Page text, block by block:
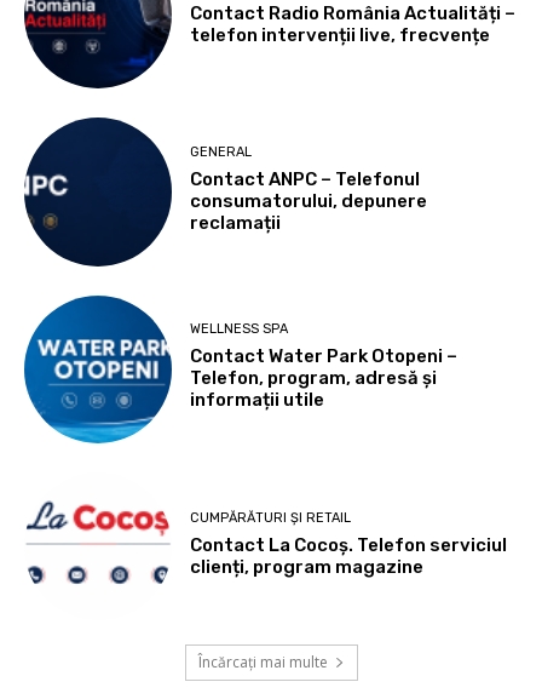
Contact Radio România Actualități –
telefon intervenții live, frecvențe
GENERAL
Contact ANPC – Telefonul
consumatorului, depunere
reclamații
WELLNESS SPA
Contact Water Park Otopeni –
Telefon, program, adresă și
informații utile
CUMPĂRĂTURI ȘI RETAIL
Contact La Cocoș. Telefon serviciul
clienți, program magazine
Încărcați mai multe